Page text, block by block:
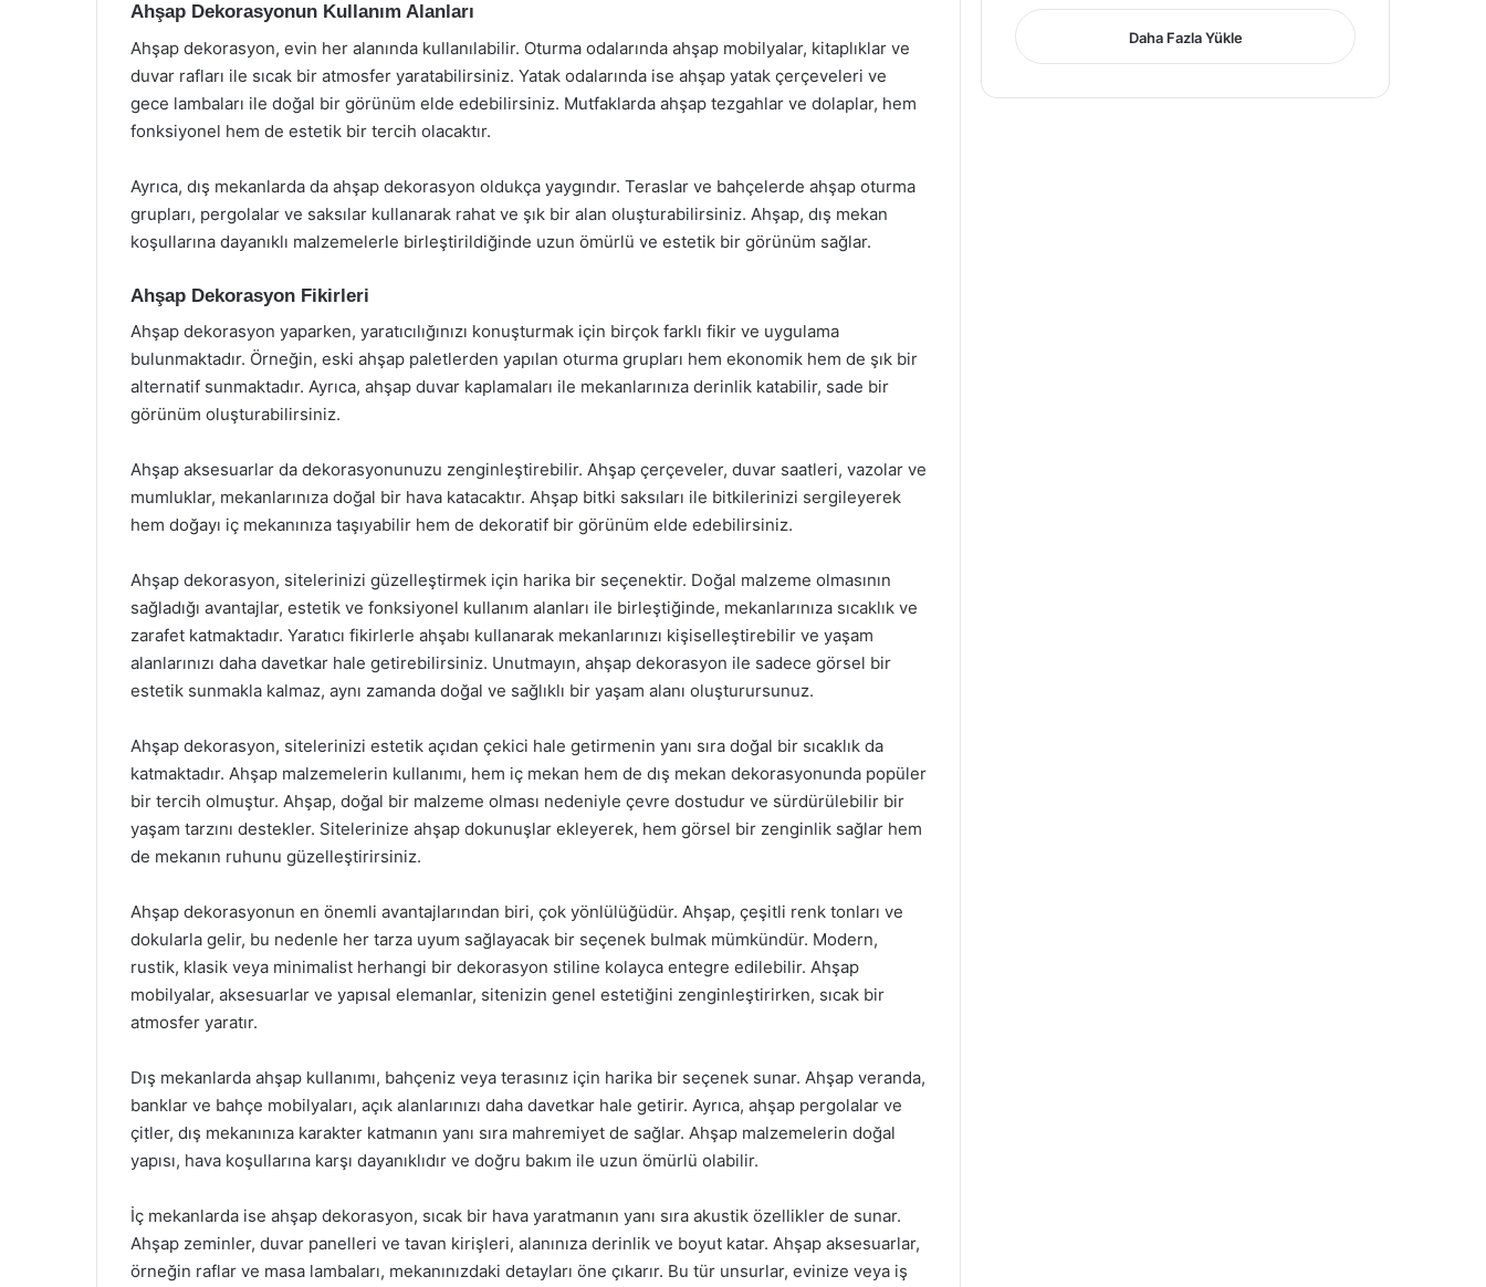
Ahşap Dekorasyonun Kullanım Alanları
Ahşap dekorasyon, evin her alanında kullanılabilir. Oturma odalarında ahşap mobilyalar, kitaplıklar ve
duvar rafları ile sıcak bir atmosfer yaratabilirsiniz. Yatak odalarında ise ahşap yatak çerçeveleri ve
gece lambaları ile doğal bir görünüm elde edebilirsiniz. Mutfaklarda ahşap tezgahlar ve dolaplar, hem
fonksiyonel hem de estetik bir tercih olacaktır.
Ayrıca, dış mekanlarda da ahşap dekorasyon oldukça yaygındır. Teraslar ve bahçelerde ahşap oturma
grupları, pergolalar ve saksılar kullanarak rahat ve şık bir alan oluşturabilirsiniz. Ahşap, dış mekan
koşullarına dayanıklı malzemelerle birleştirildiğinde uzun ömürlü ve estetik bir görünüm sağlar.
Ahşap Dekorasyon Fikirleri
Ahşap dekorasyon yaparken, yaratıcılığınızı konuşturmak için birçok farklı fikir ve uygulama
bulunmaktadır. Örneğin, eski ahşap paletlerden yapılan oturma grupları hem ekonomik hem de şık bir
alternatif sunmaktadır. Ayrıca, ahşap duvar kaplamaları ile mekanlarınıza derinlik katabilir, sade bir
görünüm oluşturabilirsiniz.
Ahşap aksesuarlar da dekorasyonunuzu zenginleştirebilir. Ahşap çerçeveler, duvar saatleri, vazolar ve
mumluklar, mekanlarınıza doğal bir hava katacaktır. Ahşap bitki saksıları ile bitkilerinizi sergileyerek
hem doğayı iç mekanınıza taşıyabilir hem de dekoratif bir görünüm elde edebilirsiniz.
Ahşap dekorasyon, sitelerinizi güzelleştirmek için harika bir seçenektir. Doğal malzeme olmasının
sağladığı avantajlar, estetik ve fonksiyonel kullanım alanları ile birleştiğinde, mekanlarınıza sıcaklık ve
zarafet katmaktadır. Yaratıcı fikirlerle ahşabı kullanarak mekanlarınızı kişiselleştirebilir ve yaşam
alanlarınızı daha davetkar hale getirebilirsiniz. Unutmayın, ahşap dekorasyon ile sadece görsel bir
estetik sunmakla kalmaz, aynı zamanda doğal ve sağlıklı bir yaşam alanı oluşturursunuz.
Ahşap dekorasyon, sitelerinizi estetik açıdan çekici hale getirmenin yanı sıra doğal bir sıcaklık da
katmaktadır. Ahşap malzemelerin kullanımı, hem iç mekan hem de dış mekan dekorasyonunda popüler
bir tercih olmuştur. Ahşap, doğal bir malzeme olması nedeniyle çevre dostudur ve sürdürülebilir bir
yaşam tarzını destekler. Sitelerinize ahşap dokunuşlar ekleyerek, hem görsel bir zenginlik sağlar hem
de mekanın ruhunu güzelleştirirsiniz.
Ahşap dekorasyonun en önemli avantajlarından biri, çok yönlülüğüdür. Ahşap, çeşitli renk tonları ve
dokularla gelir, bu nedenle her tarza uyum sağlayacak bir seçenek bulmak mümkündür. Modern,
rustik, klasik veya minimalist herhangi bir dekorasyon stiline kolayca entegre edilebilir. Ahşap
mobilyalar, aksesuarlar ve yapısal elemanlar, sitenizin genel estetiğini zenginleştirirken, sıcak bir
atmosfer yaratır.
Dış mekanlarda ahşap kullanımı, bahçeniz veya terasınız için harika bir seçenek sunar. Ahşap veranda,
banklar ve bahçe mobilyaları, açık alanlarınızı daha davetkar hale getirir. Ayrıca, ahşap pergolalar ve
çitler, dış mekanınıza karakter katmanın yanı sıra mahremiyet de sağlar. Ahşap malzemelerin doğal
yapısı, hava koşullarına karşı dayanıklıdır ve doğru bakım ile uzun ömürlü olabilir.
İç mekanlarda ise ahşap dekorasyon, sıcak bir hava yaratmanın yanı sıra akustik özellikler de sunar.
Ahşap zeminler, duvar panelleri ve tavan kirişleri, alanınıza derinlik ve boyut katar. Ahşap aksesuarlar,
örneğin raflar ve masa lambaları, mekanınızdaki detayları öne çıkarır. Bu tür unsurlar, evinize veya iş
Daha Fazla Yükle